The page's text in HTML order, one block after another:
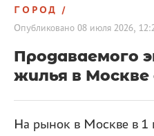
ГОРОД
Опубликовано 08 июля 2026,
Продаваемого
жилья в
На рынок в Москве в 1